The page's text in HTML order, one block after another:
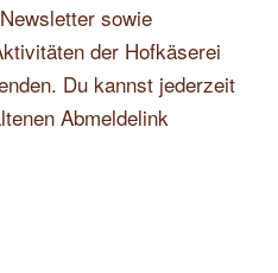
sowie
der Hofkäserei
Du kannst jederzeit
Abmeldelink